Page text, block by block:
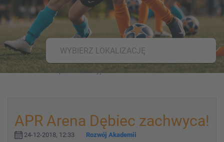
WYBIERZ LOKALIZACJĘ
APR Arena Dębiec zachwyca!
24-12-2018, 12:33 Rozwój Akademii